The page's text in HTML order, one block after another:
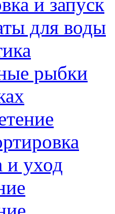
для воды
рыбки
и уход